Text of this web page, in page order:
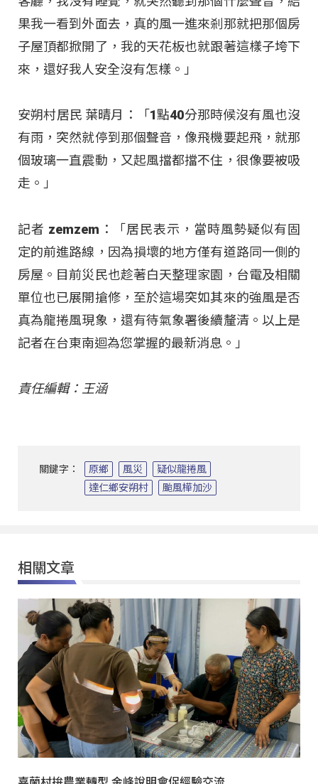
果我一看到外面去，真的風一進來剎那就把那個房
子屋頂都掀開了，我的天花板也就跟著這樣子垮下
來，還好我人安全沒有怎樣。」
安朔村居民 葉晴月：「1點40分那時候沒有風也沒
有雨，突然就停到那個聲音，像飛機要起飛，就那
個玻璃一直震動，又起風擋都擋不住，很像要被吸
走。」
記者 zemzem：「居民表示，當時風勢疑似有固
定的前進路線，因為損壞的地方僅有道路同一側的
房屋。目前災民也趁著白天整理家園，台電及相關
單位也已展開搶修，至於這場突如其來的強風是否
真為龍捲風現象，還有待氣象署後續釐清。以上是
記者在台東南迴為您掌握的最新消息。」
責任編輯：王涵
關鍵字： 原鄉 風災
疑似龍捲風
達仁鄉安朔村
颱風樺加沙
相關文章